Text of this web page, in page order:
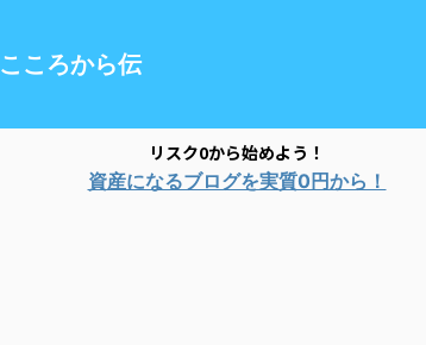
ころから伝
リスク0から始めよう！
資産になるブログを実質0円から！